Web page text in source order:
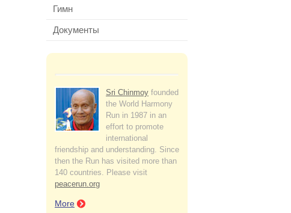
Гимн
Документы
Sri Chinmoy founded
the World Harmony
Run in 1987 in an
effort to promote
international
friendship and understanding. Since
then the Run has visited more than
140 countries. Please visit
peacerun.org
More